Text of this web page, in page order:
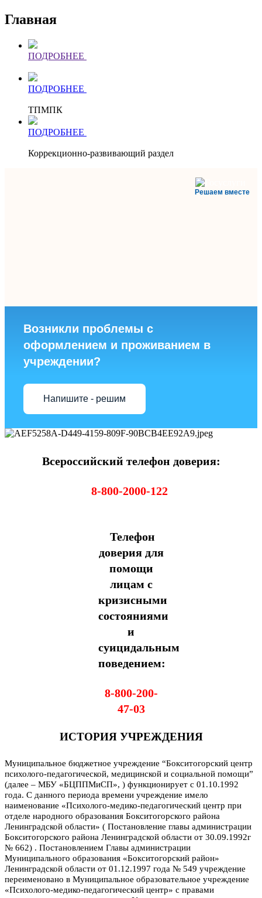
Главная
ПОДРОБНЕЕ
ПОДРОБНЕЕ
ТПМПК
ПОДРОБНЕЕ
Коррекционно-развивающий раздел
Решаем вместе
Возникли проблемы с
оформлением и проживанием в
учреждении?
Напишите - решим
Всероссийский телефон доверия:
8-800-2000-122
Телефон
доверия для
помощи
лицам с
кризисными
состояниями
и
суицидальным
поведением:
8-800-200-
47-03
ИСТОРИЯ УЧРЕЖДЕНИЯ
Муниципальное бюджетное учреждение “Бокситогорский центр
психолого-педагогической, медицинской и социальной помощи”
(далее – МБУ «БЦППМиСП», ) функционирует с 01.10.1992
года. С данного периода времени учреждение имело
наименование «Психолого-медико-педагогический центр при
отделе народного образования Бокситогорского района
Ленинградской области» ( Постановление главы администрации
Бокситогорского района Ленинградской области от 30.09.1992г
№ 662) . Постановлением Главы администрации
Муниципального образования «Бокситогорский район»
Ленинградской области от 01.12.1997 года № 549 учреждение
переименовано в Муниципальное образовательное учреждение
«Психолого-медико-педагогический центр» с правами